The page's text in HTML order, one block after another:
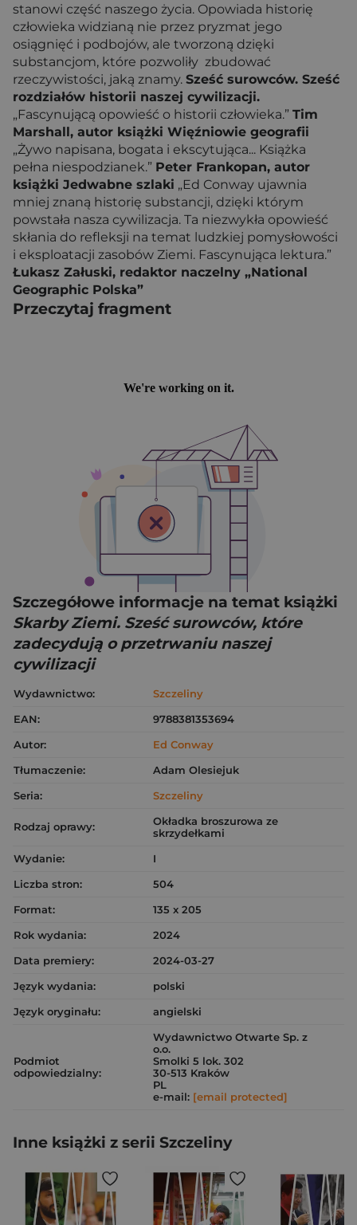
stanowi część naszego życia. Opowiada historię
człowieka widzianą nie przez pryzmat jego
osiągnięć i podbojów, ale tworzoną dzięki
substancjom, które pozwoliły zbudować
rzeczywistości, jaką znamy. Sześć surowców. Sześć
rozdziałów historii naszej cywilizacji.
„Fascynującą opowieść o historii człowieka.” Tim
Marshall, autor książki Więźniowie geografii
„Żywo napisana, bogata i ekscytująca... Książka
pełna niespodzianek.” Peter Frankopan, autor
książki Jedwabne szlaki „Ed Conway ujawnia
mniej znaną historię substancji, dzięki którym
powstała nasza cywilizacja. Ta niezwykła opowieść
skłania do refleksji na temat ludzkiej pomysłowości
i eksploatacji zasobów Ziemi. Fascynująca lektura.”
Łukasz Załuski, redaktor naczelny „National
Geographic Polska”
Przeczytaj fragment
Szczegółowe informacje na temat książki
Skarby Ziemi. Sześć surowców, które
zadecydują o przetrwaniu naszej
cywilizacji
Wydawnictwo:
Szczeliny
EAN:
9788381353694
Autor:
Ed Conway
Tłumaczenie:
Adam Olesiejuk
Seria:
Szczeliny
Rodzaj oprawy:
Okładka broszurowa ze
skrzydełkami
Wydanie:
I
Liczba stron:
504
Format:
135 x 205
Rok wydania:
2024
Data premiery:
2024-03-27
Język wydania:
polski
Język oryginału:
angielski
Podmiot
odpowiedzialny:
Wydawnictwo Otwarte Sp. z
o.o.
Smolki 5 lok. 302
30-513 Kraków
PL
e-mail: [email protected]
Inne książki z serii Szczeliny